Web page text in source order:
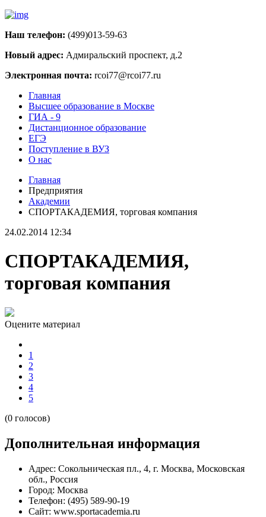
Наш телефон: (499)013-59-63
Новый адрес: Адмиральский проспект, д.2
Электронная почта: rcoi77@rcoi77.ru
Главная
Высшее образование в Москве
ГИА - 9
Дистанционное образование
ЕГЭ
Поступление в ВУЗ
О нас
Главная
Предприятия
Академии
СПОРТАКАДЕМИЯ, торговая компания
24.02.2014 12:34
СПОРТАКАДЕМИЯ,
торговая компания
Оцените материал
1
2
3
4
5
(0 голосов)
Дополнительная информация
Адрес: Сокольническая пл., 4, г. Москва, Московская
обл., Россия
Город: Москва
Телефон: (495) 589-90-19
Сайт: www.sportacademia.ru